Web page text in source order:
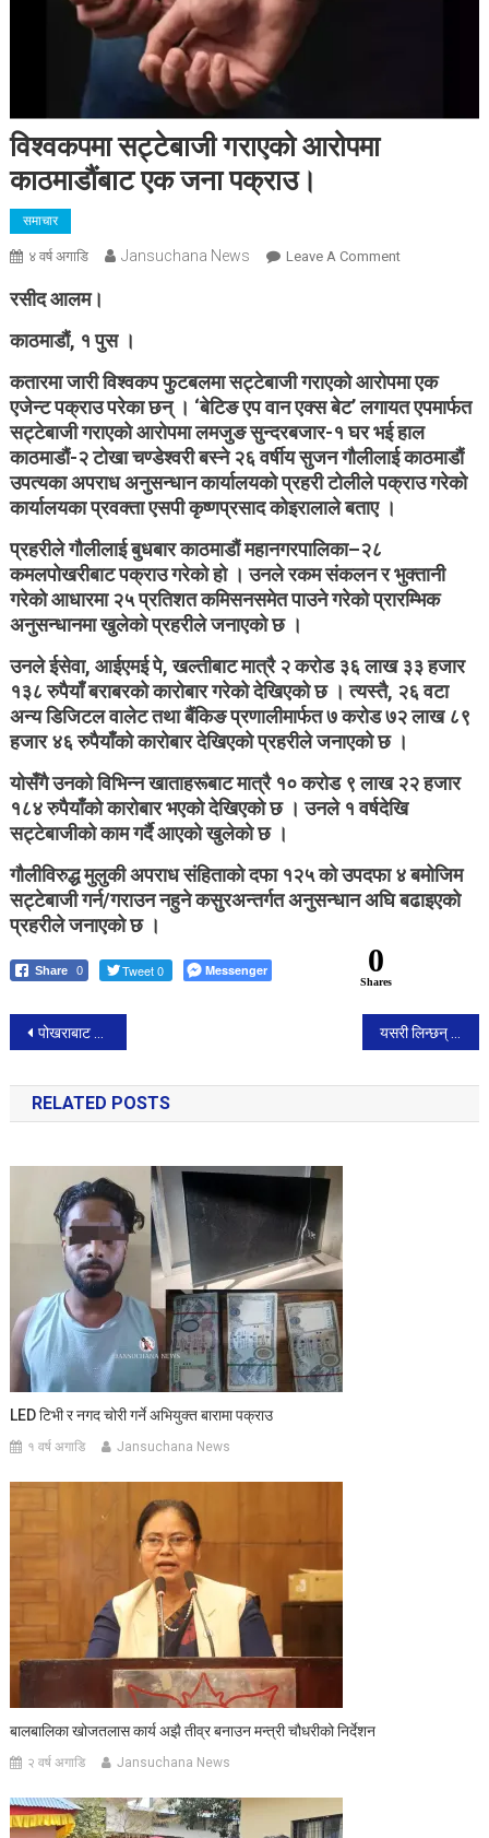
विश्वकपमा सट्टेबाजी गराएको आरोपमा
काठमाडौंबाट एक जना पक्राउ।
समाचार
४ वर्ष अगाडि Jansuchana News Leave A CommentOn
काठमाडौंबाट
एक
जना
पक्राउ।
रसीद आलम।
काठमाडौं, १ पुस ।
कतारमा जारी विश्वकप फुटबलमा सट्टेबाजी गराएको आरोपमा एक
एजेन्ट पक्राउ परेका छन् । ‘बेटिङ एप वान एक्स बेट’ लगायत एपमार्फत
सट्टेबाजी गराएको आरोपमा लमजुङ सुन्दरबजार-१ घर भई हाल
काठमाडौं-२ टोखा चण्डेश्वरी बस्ने २६ वर्षीय सुजन गौलीलाई काठमाडौं
उपत्यका अपराध अनुसन्धान कार्यालयको प्रहरी टोलीले पक्राउ गरेको
कार्यालयका प्रवक्ता एसपी कृष्णप्रसाद कोइरालाले बताए ।
प्रहरीले गौलीलाई बुधबार काठमाडौं महानगरपालिका–२८
कमलपोखरीबाट पक्राउ गरेको हो । उनले रकम संकलन र भुक्तानी
गरेको आधारमा २५ प्रतिशत कमिसनसमेत पाउने गरेको प्रारम्भिक
अनुसन्धानमा खुलेको प्रहरीले जनाएको छ ।
उनले ईसेवा, आईएमई पे, खल्तीबाट मात्रै २ करोड ३६ लाख ३३ हजार
१३८ रुपैयाँ बराबरको कारोबार गरेको देखिएको छ । त्यस्तै, २६ वटा
अन्य डिजिटल वालेट तथा बैंकिङ प्रणालीमार्फत ७ करोड ७२ लाख ८९
हजार ४६ रुपैयाँको कारोबार देखिएको प्रहरीले जनाएको छ ।
योसँगै उनको विभिन्न खाताहरूबाट मात्रै १० करोड ९ लाख २२ हजार
१८४ रुपैयाँको कारोबार भएको देखिएको छ । उनले १ वर्षदेखि
सट्टेबाजीको काम गर्दै आएको खुलेको छ ।
गौलीविरुद्ध मुलुकी अपराध संहिताको दफा १२५ को उपदफा ४ बमोजिम
सट्टेबाजी गर्न/गराउन नहुने कसुरअन्तर्गत अनुसन्धान अघि बढाइएको
प्रहरीले जनाएको छ ।
Share 0 Tweet 0 Messenger 0
Shares
Post
navigation
पोखराबाट पहिलो उडान भर्न एयरलाइन्सको चासो। यसरी लिन्छन् सांसदले शपथ।
RELATED POSTS
LED टिभी र नगद चोरी गर्ने अभियुक्त बारामा पक्राउ
१ वर्ष अगाडि Jansuchana News
बालबालिका खोजतलास कार्य अझै तीव्र बनाउन मन्त्री चौधरीको निर्देशन
२ वर्ष अगाडि Jansuchana News